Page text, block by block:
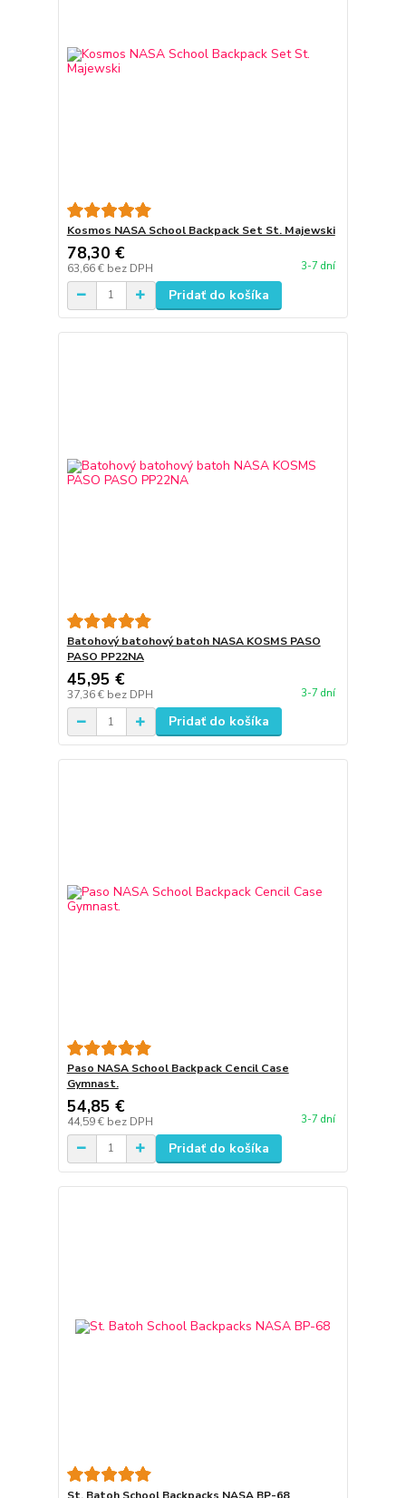
Kosmos NASA School Backpack Set St. Majewski
78,30 €
63,66 € bez DPH 3-7 dní
Pridať do košíka
Batohový batohový batoh NASA KOSMS PASO
PASO PP22NA
45,95 €
37,36 € bez DPH 3-7 dní
Pridať do košíka
Paso NASA School Backpack Cencil Case
Gymnast.
54,85 €
44,59 € bez DPH 3-7 dní
Pridať do košíka
St. Batoh School Backpacks NASA BP-68